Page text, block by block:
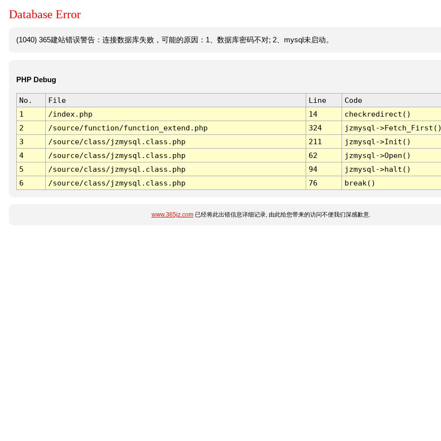
Database Error
(1040) 365建站错误警告：连接数据库失败，可能的原因：1、数据库密码不对; 2、mysql未启动。
PHP Debug
No. File Line
Code
1
/index.php 14
checkredirect()
2
/source/function/function_extend.php 324
jzmysql-
3
/source/class/jzmysql.class.php 211
jzmysql->Init()
4
/source/class/jzmysql.class.php 62
jzmysql->Open()
5
/source/class/jzmysql.class.php 94
jzmysql->halt()
6
/source/class/jzmysql.class.php 76 break()
www.365jz.com已经将此出错信息详细记录, 由此给您带来的访问不便我们深感歉意.